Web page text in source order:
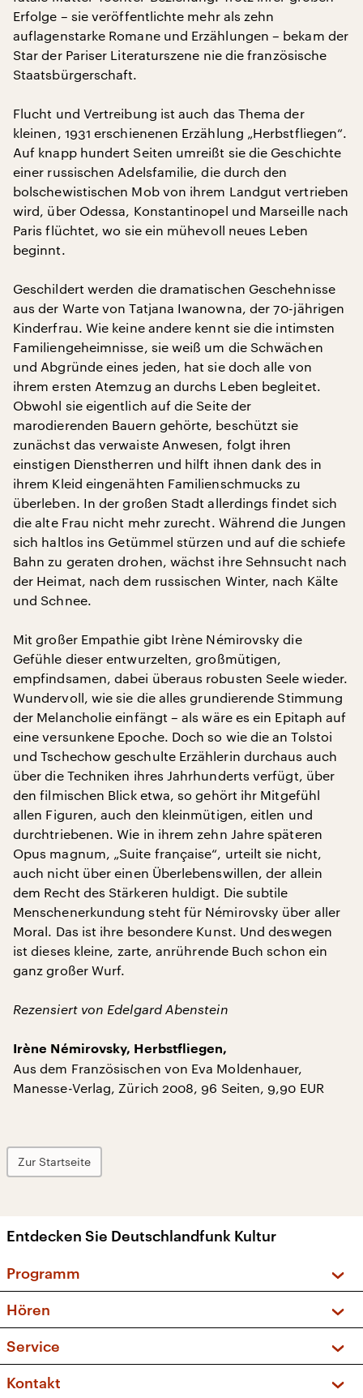
Erfolge – sie veröffentlichte mehr als zehn
auflagenstarke Romane und Erzählungen – bekam der
Star der Pariser Literaturszene nie die französische
Staatsbürgerschaft.
Flucht und Vertreibung ist auch das Thema der
kleinen, 1931 erschienenen Erzählung „Herbstfliegen“.
Auf knapp hundert Seiten umreißt sie die Geschichte
einer russischen Adelsfamilie, die durch den
bolschewistischen Mob von ihrem Landgut vertrieben
wird, über Odessa, Konstantinopel und Marseille nach
Paris flüchtet, wo sie ein mühevoll neues Leben
beginnt.
Geschildert werden die dramatischen Geschehnisse
aus der Warte von Tatjana Iwanowna, der 70-jährigen
Kinderfrau. Wie keine andere kennt sie die intimsten
Familiengeheimnisse, sie weiß um die Schwächen
und Abgründe eines jeden, hat sie doch alle von
ihrem ersten Atemzug an durchs Leben begleitet.
Obwohl sie eigentlich auf die Seite der
marodierenden Bauern gehörte, beschützt sie
zunächst das verwaiste Anwesen, folgt ihren
einstigen Dienstherren und hilft ihnen dank des in
ihrem Kleid eingenähten Familienschmucks zu
überleben. In der großen Stadt allerdings findet sich
die alte Frau nicht mehr zurecht. Während die Jungen
sich haltlos ins Getümmel stürzen und auf die schiefe
Bahn zu geraten drohen, wächst ihre Sehnsucht nach
der Heimat, nach dem russischen Winter, nach Kälte
und Schnee.
Mit großer Empathie gibt Irène Némirovsky die
Gefühle dieser entwurzelten, großmütigen,
empfindsamen, dabei überaus robusten Seele wieder.
Wundervoll, wie sie die alles grundierende Stimmung
der Melancholie einfängt – als wäre es ein Epitaph auf
eine versunkene Epoche. Doch so wie die an Tolstoi
und Tschechow geschulte Erzählerin durchaus auch
über die Techniken ihres Jahrhunderts verfügt, über
den filmischen Blick etwa, so gehört ihr Mitgefühl
allen Figuren, auch den kleinmütigen, eitlen und
durchtriebenen. Wie in ihrem zehn Jahre späteren
Opus magnum, „Suite française“, urteilt sie nicht,
auch nicht über einen Überlebenswillen, der allein
dem Recht des Stärkeren huldigt. Die subtile
Menschenerkundung steht für Némirovsky über aller
Moral. Das ist ihre besondere Kunst. Und deswegen
ist dieses kleine, zarte, anrührende Buch schon ein
ganz großer Wurf.
Rezensiert von Edelgard Abenstein
Irène Némirovsky, Herbstfliegen,
Aus dem Französischen von Eva Moldenhauer,
Manesse-Verlag, Zürich 2008, 96 Seiten, 9,90 EUR
Zur Startseite
Entdecken Sie Deutschlandfunk Kultur
Programm
Sendungen und Podcasts
Musikliste
Kakadu – Das Kinderprogramm
Hören
Frequenzen (UKW + DAB+)
Service
FAQ
Kontakt